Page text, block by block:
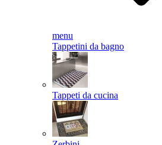
menu
Tappetini da bagno
Tappeti da cucina